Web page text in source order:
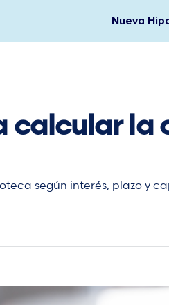
Nueva
calcular
según interés, plazo y